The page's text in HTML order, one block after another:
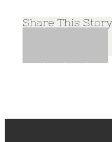
Share This